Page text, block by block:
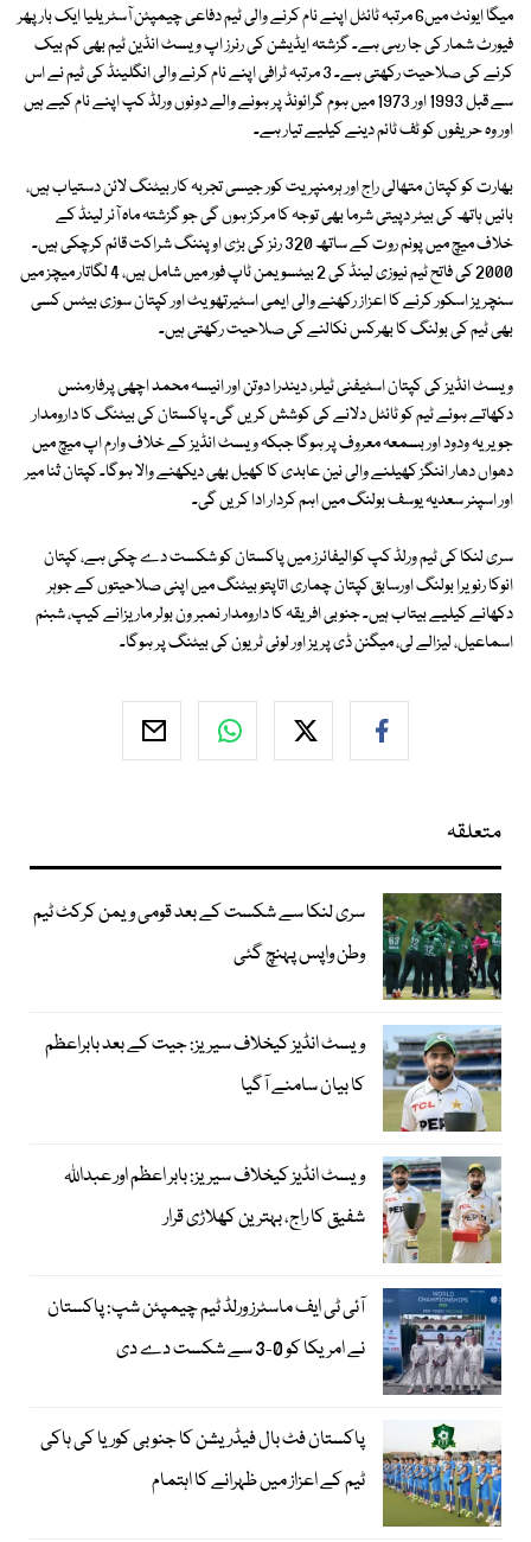
میگا ایونٹ میں6 مرتبہ ٹائٹل اپنے نام کرنے والی ٹیم دفاعی چیمپئن آسٹریلیا ایک بار پھر
فیورٹ شمار کی جا رہی ہے۔ گزشتہ ایڈیشن کی رنرز اپ ویسٹ انڈین ٹیم بھی کم بیک
کرنے کی صلاحیت رکھتی ہے۔ 3 مرتبہ ٹرافی اپنے نام کرنے والی انگلینڈ کی ٹیم نے اس
سے قبل 1993 اور 1973 میں ہوم گرائونڈ پر ہونے والے دونوں ورلڈ کپ اپنے نام کیے ہیں
اور وہ حریفوں کو ٹف ٹائم دینے کیلیے تیار ہے۔
بھارت کو کپتان متھالی راج اور ہرمنپریت کور جیسی تجربہ کار بیٹنگ لائن دستیاب ہیں،
بائیں ہاتھ کی بیٹر دپیتی شرما بھی توجہ کا مرکز ہوں گی جو گزشتہ ماہ آئر لینڈ کے
خلاف میچ میں پونم روت کے ساتھ 320 رنز کی بڑی اوپننگ شراکت قائم کرچکی ہیں۔
2000 کی فاتح ٹیم نیوزی لینڈ کی 2 بیٹسویمن ٹاپ فور میں شامل ہیں، 4 لگاتار میچز میں
سنچریز اسکور کرنے کا اعزاز رکھنے والی ایمی اسٹیرتھویٹ اور کپتان سوزی بیٹس کسی
بھی ٹیم کی بولنگ کا بھرکس نکالنے کی صلاحیت رکھتی ہیں۔
ویسٹ انڈیز کی کپتان اسٹیفنی ٹیلر، دیندرا دوتن اور انیسہ محمد اچھی پرفارمنس
دکھاتے ہوئے ٹیم کو ٹائٹل دلانے کی کوشش کریں گی۔ پاکستان کی بیٹنگ کا دارومدار
جویریہ ودود اور بسمعہ معروف پر ہوگا جبکہ ویسٹ انڈیز کے خلاف وارم اپ میچ میں
دھواں دھار اننگز کھیلنے والی نین عابدی کا کھیل بھی دیکھنے والا ہوگا۔ کپتان ثنا میر
اور اسپنر سعدیہ یوسف بولنگ میں اہم کردار ادا کریں گی۔
سری لنکا کی ٹیم ورلڈ کپ کوالیفائرز میں پاکستان کو شکست دے چکی ہے، کپتان
انوکا رنویرا بولنگ اورسابق کپتان چماری اتاپتو بیٹنگ میں اپنی صلاحیتوں کے جوہر
دکھانے کیلیے بیتاب ہیں۔ جنوبی افریقہ کا دارومدار نمبر ون بولر ماریزانے کیپ، شبنم
اسماعیل، لیزالے لی، میگنن ڈی پریز اور لوئی ٹریون کی بیٹنگ پر ہوگا۔
متعلقہ
سری لنکا سے شکست کے بعد قومی ویمن کرکٹ ٹیم
وطن واپس پہنچ گئی
ویسٹ انڈیز کیخلاف سیریز: جیت کے بعد بابراعظم
کا بیان سامنے آگیا
ویسٹ انڈیز کیخلاف سیریز: بابر اعظم اور عبداللہ
شفیق کا راج، بہترین کھلاڑی قرار
آئی ٹی ایف ماسٹرز ورلڈ ٹیم چیمپئن شپ: پاکستان
نے امریکا کو 0-3 سے شکست دے دی
پاکستان فٹ بال فیڈریشن کا جنوبی کوریا کی ہاکی
ٹیم کے اعزاز میں ظہرانے کا اہتمام